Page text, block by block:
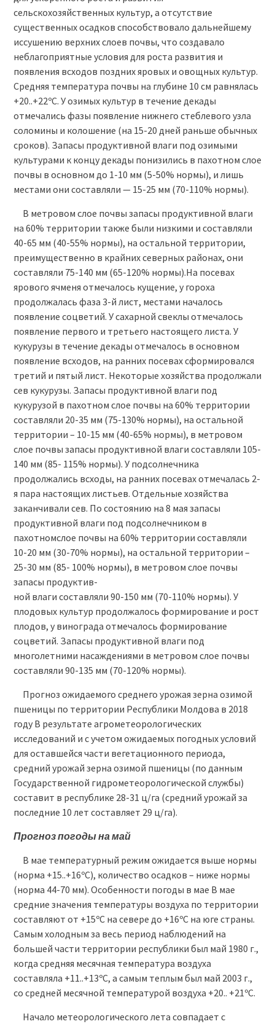
сельскохозяйственных культур, а отсутствие
существенных осадков способствовало дальнейшему
иссушению верхних слоев почвы, что создавало
неблагоприятные условия для роста развития и
появления всходов поздних яровых и овощных культур.
Средняя температура почвы на глубине 10 см равнялась
+20..+22ºС. У озимых культур в течение декады
отмечались фазы появление нижнего стеблевого узла
соломины и колошение (на 15-20 дней раньше обычных
сроков). Запасы продуктивной влаги под озимыми
культурами к концу декады понизились в пахотном слое
почвы в основном до 1-10 мм (5-50% нормы), и лишь
местами они составляли — 15-25 мм (70-110% нормы).
В метровом слое почвы запасы продуктивной влаги
на 60% территории также были низкими и составляли
40-65 мм (40-55% нормы), на остальной территории,
преимущественно в крайних северных районах, они
составляли 75-140 мм (65-120% нормы).На посевах
ярового ячменя отмечалось кущение, у гороха
продолжалась фаза 3-й лист, местами началось
появление соцветий. У сахарной свеклы отмечалось
появление первого и третьего настоящего листа. У
кукурузы в течение декады отмечалось в основном
появление всходов, на ранних посевах сформировался
третий и пятый лист. Некоторые хозяйства продолжали
сев кукурузы. Запасы продуктивной влаги под
кукурузой в пахотном слое почвы на 60% территории
составляли 20-35 мм (75-130% нормы), на остальной
территории – 10-15 мм (40-65% нормы), в метровом
слое почвы запасы продуктивной влаги составляли 105-
140 мм (85- 115% нормы). У подсолнечника
продолжались всходы, на ранних посевах отмечалась 2-
я пара настоящих листьев. Отдельные хозяйства
заканчивали сев. По состоянию на 8 мая запасы
продуктивной влаги под подсолнечником в
пахотномслое почвы на 60% территории составляли
10-20 мм (30-70% нормы), на остальной территории –
25-30 мм (85- 100% нормы), в метровом слое почвы
запасы продуктив-
ной влаги составляли 90-150 мм (70-110% нормы). У
плодовых культур продолжалось формирование и рост
плодов, у винограда отмечалось формирование
соцветий. Запасы продуктивной влаги под
многолетними насаждениями в метровом слое почвы
составляли 90-135 мм (70-120% нормы).
Прогноз ожидаемого среднего урожая зерна озимой
пшеницы по территории Республики Молдова в 2018
году В результате агрометеорологических
исследований и с учетом ожидаемых погодных условий
для оставшейся части вегетационного периода,
средний урожай зерна озимой пшеницы (по данным
Государственной гидрометеорологической службы)
составит в республике 28-31 ц/га (средний урожай за
последние 10 лет составляет 29 ц/га).
Прогноз погоды на май
В мае температурный режим ожидается выше нормы
(норма +15..+16ºC), количество осадков – ниже нормы
(норма 44-70 мм). Особенности погоды в мае В мае
средние значения температуры воздуха по территории
составляют от +15ºC на севере до +16ºC на юге страны.
Самым холодным за весь период наблюдений на
большей части территории республики был май 1980 г.,
когда средняя месячная температура воздуха
составляла +11..+13ºC, а самым теплым был май 2003 г.,
со средней месячной температурой воздуха +20.. +21ºC.
Начало метеорологического лета совпадает с